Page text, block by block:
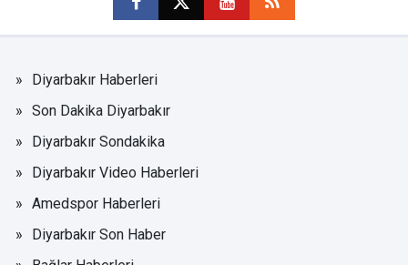
Diyarbakır Haberleri
Son Dakika Diyarbakır
Diyarbakır Sondakika
Diyarbakır Video Haberleri
Amedspor Haberleri
Diyarbakır Son Haber